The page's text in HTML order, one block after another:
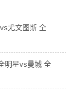
尤文图斯 全
明星vs曼城 全